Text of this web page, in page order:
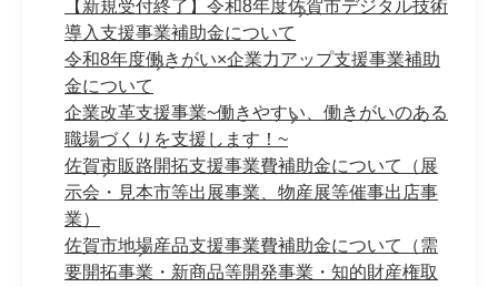
【新規受付終了】令和8年度佐賀市デジタル技術
導入支援事業補助金について
令和8年度働きがい×企業力アップ支援事業補助
金について
企業改革支援事業~働きやすい、働きがいのある
職場づくりを支援します！~
佐賀市販路開拓支援事業費補助金について（展
示会・見本市等出展事業、物産展等催事出店事
業）
佐賀市地場産品支援事業費補助金について（需
要開拓事業・新商品等開発事業・知的財産権取